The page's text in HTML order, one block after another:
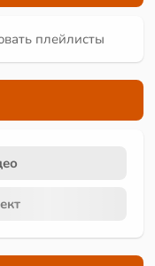
плейлисты